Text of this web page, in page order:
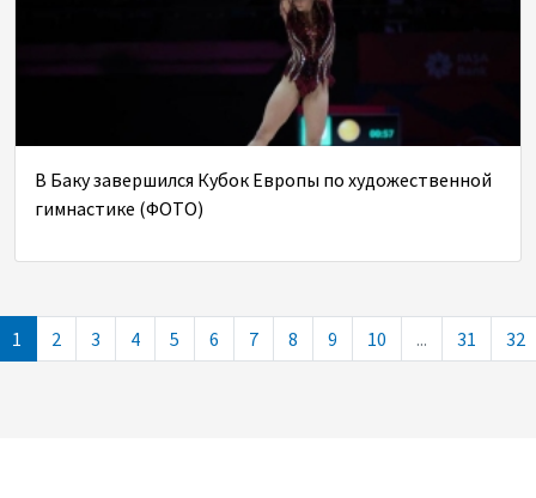
В Баку завершился Кубок Европы по художественной
гимнастике (ФОТО)
1 2 3 4 5 6 7 8 9 10 ... 31 32